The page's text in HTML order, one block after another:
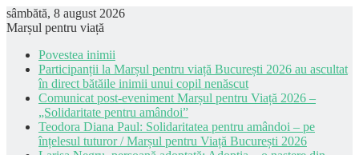
sâmbătă, 8 august 2026
Marșul pentru viață
Povestea inimii
Participanții la Marșul pentru viață București 2026 au ascultat
în direct bătăile inimii unui copil nenăscut
Comunicat post-eveniment Marșul pentru Viață 2026 –
„Solidaritate pentru amândoi”
Teodora Diana Paul: Solidaritatea pentru amândoi – pe
înțelesul tuturor / Marșul pentru Viață București 2026